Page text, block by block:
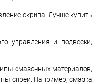
скрипа. Лучше купить
управления и подвески,
смазочных материалов,
спреи. Например, смазка